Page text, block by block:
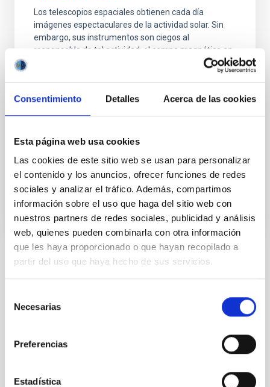
Consentimiento Detalles Acerca de las cookies
Esta página web usa cookies
Las cookies de este sitio web se usan para personalizar
el contenido y los anuncios, ofrecer funciones de redes
sociales y analizar el tráfico. Además, compartimos
información sobre el uso que haga del sitio web con
nuestros partners de redes sociales, publicidad y análisis
web, quienes pueden combinarla con otra información
que les haya proporcionado o que hayan recopilado a
partir del uso que haya hecho de sus servicios.
Necesarias
Preferencias
Estadística
Los telescopios espaciales obtienen cada día
imágenes espectaculares de la actividad solar. Sin
embargo, sus instrumentos son ciegos al
responsable de tal actividad: el campo magnético en
las capas externas de la atmósfera solar, donde
observaciones de la polarización de la luz ultravioleta
del Sol logradas por la misión CLASP2 han permitido
toda la atmósfera solar, desde la fotosfera hasta la
Fecha de publicación 19/02/2021 - 08:42
TIPO DE NOTICIA
FOTONOTICIA
CIENCIA Y TECNOLOGÍA
Corona solar